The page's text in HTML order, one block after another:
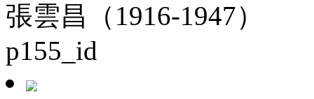
張雲昌（1916-1947）
p155_id